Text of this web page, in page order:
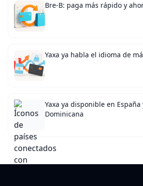
Bre-B: paga más rápido y
Yaxa ya habla el idioma de
Yaxa ya disponible en España
Dominicana